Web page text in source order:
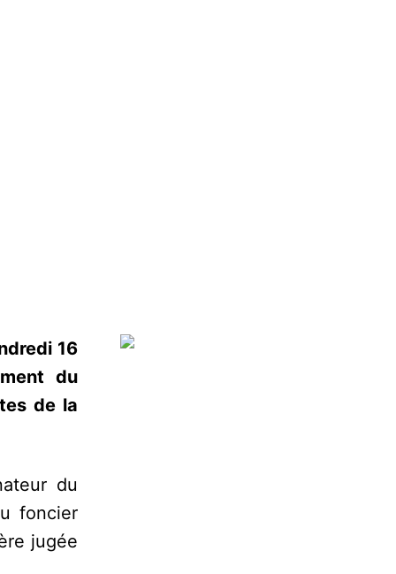
16
du
de la
du
foncier
jugée